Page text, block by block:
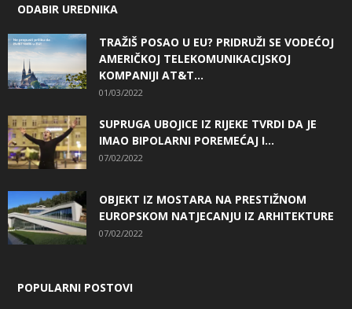
ODABIR UREDNIKA
TRAŽIŠ POSAO U EU? PRIDRUŽI SE VODEĆOJ
AMERIČKOJ TELEKOMUNIKACIJSKOJ
KOMPANIJI AT&T...
01/03/2022
SUPRUGA UBOJICE IZ RIJEKE TVRDI DA JE
IMAO BIPOLARNI POREMEĆAJ I...
07/02/2022
OBJEKT IZ MOSTARA NA PRESTIŽNOM
EUROPSKOM NATJECANJU IZ ARHITEKTURE
07/02/2022
POPULARNI POSTOVI